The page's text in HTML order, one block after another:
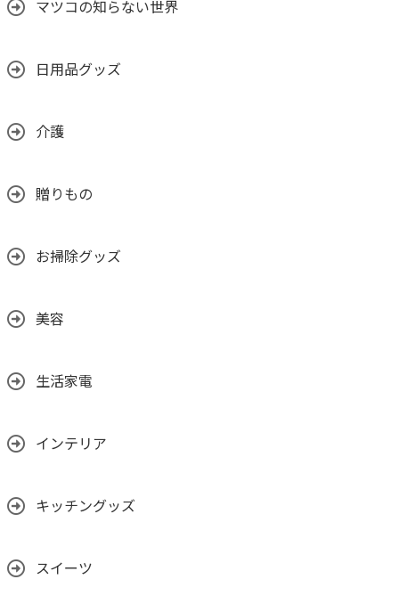
マツコの知らない世界
日用品グッズ
介護
贈りもの
お掃除グッズ
美容
生活家電
インテリア
キッチングッズ
スイーツ